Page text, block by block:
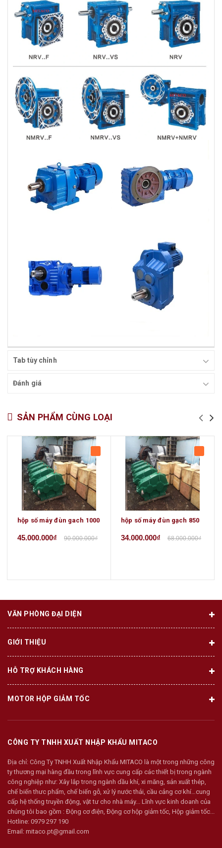
Tab tùy chỉnh
Đánh giá
SẢN PHẨM CÙNG LOẠI
hộp số máy đùn gach 1000
45.000.000₫ 90.000.000₫
hộp số máy đùn gạch 850
34.000.000₫ 68.000.000₫
VĂN PHÒNG ĐẠI DIỆN
GIỚI THIỆU
HỖ TRỢ KHÁCH HÀNG
MOTOR HỘP GIẢM TỐC
CÔNG TY TNHH XUẤT NHẬP KHẨU MITACO
Địa chỉ: Công Ty TNHH Xuất Nhập Khẩu MITACO là một trong những công
ty thương mại hàng đầu trong lĩnh vực cung cấp các thiết bị trong ngành
công nghiệp như: Xây lắp trong ngành dầu khí, xi măng, sản xuất thép,
chế biến thưc phẩm, chế biến gỗ, xử lý nước thải, cầu cảng cơ khí…cung
cấp hệ thống truyền động, vật tư cho nhà máy... Lĩnh vực kinh doanh của
chúng tôi bao gồm : Động cơ điện, Động cơ hộp giảm tốc, Hộp giảm tốc...
Hotline: 0979 297 190
Email: mitaco.pt@gmail.com